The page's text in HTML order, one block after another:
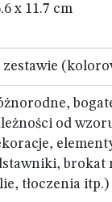
x 11.7 cm
zestawie
od
brokat
tłoczenia itp.)